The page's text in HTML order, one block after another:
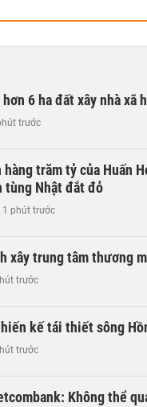
hơn 6 ha đất xây nhà xã
trước
hàng trăm tỷ của Huấn
tùng Nhật đắt đỏ
1 phút trước
xây trung tâm thương
trước
kế tái thiết sông
trước
Không thể